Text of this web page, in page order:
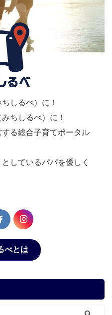
しるべ）に！
ちしるべ）に！
る総合子育てポータル
しているパパを優しく
べとは